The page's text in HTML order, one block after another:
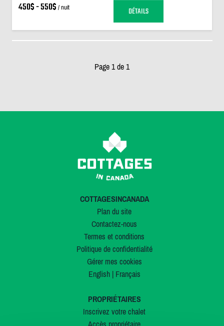
450$ - 550$ / nuit DÉTAILS
Page 1 de 1
COTTAGESINCANADA
Plan du site
Contactez-nous
Termes et conditions
Politique de confidentialité
Gérer mes cookies
English| Français
PROPRIÉTAIRES
Inscrivez votre chalet
Accès propriétaire